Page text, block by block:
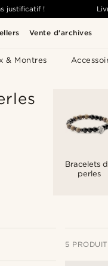
Vente d'archives
& Montres
justificatif !
Bracelets
perles
5